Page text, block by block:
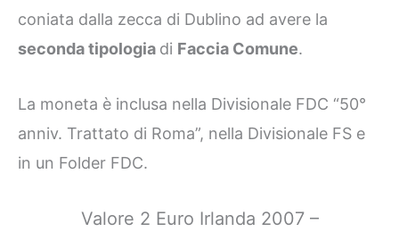
coniata dalla zecca di Dublino ad avere la
seconda tipologia di Faccia Comune.
La moneta è inclusa nella Divisionale FDC “50°
anniv. Trattato di Roma”, nella Divisionale FS e
in un Folder FDC.
Valore 2 Euro Irlanda 2007 –